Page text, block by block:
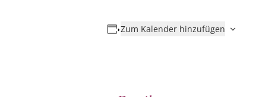
Zum Kalender hinzufügen